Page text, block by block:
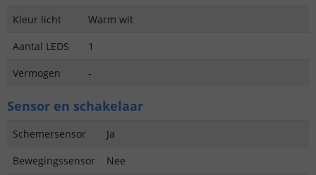
Kleur licht
Warm wit
Aantal LEDS
1
Vermogen
-
Sensor en schakelaar
Schemersensor
Ja
Bewegingssensor
Nee